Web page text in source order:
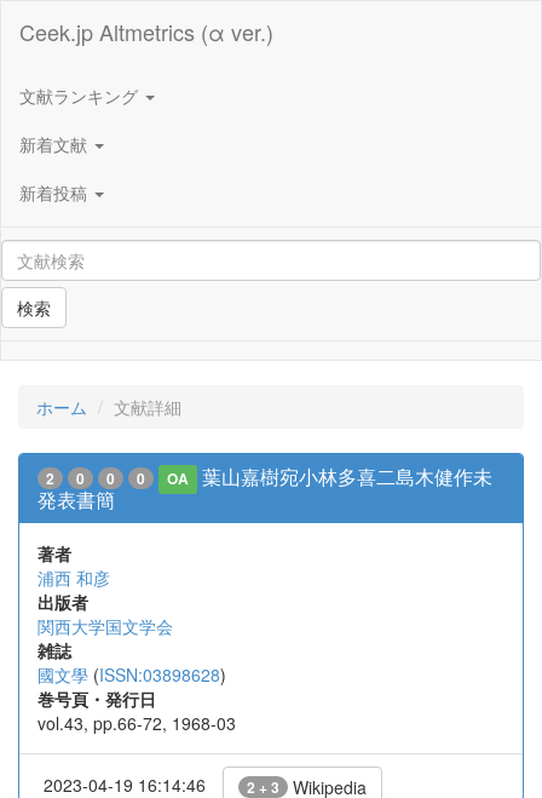
Ceek.jp Altmetrics (α ver.)
文献ランキング
新着文献
新着投稿
検索
ホーム 文献詳細
2 0 0 0 OA
葉山嘉樹宛小林多喜二島木健作未
発表書簡
著者
浦西 和彦
出版者
関西大学国文学会
雑誌
國文學 (ISSN:03898628)
巻号頁・発行日
vol.43, pp.66-72, 1968-03
2023-04-19 16:14:46 2 + 3 Wikipedia